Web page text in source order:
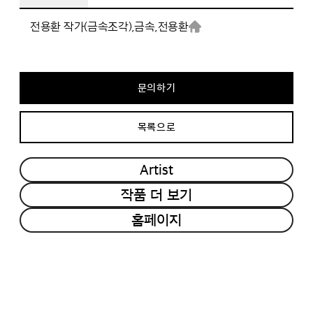
전용환 작가(금속조각),금속, 전용환
문의하기
목록으로
Artist
작품 더 보기
홈페이지